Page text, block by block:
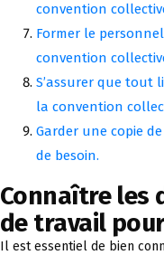
convention
Former le
convention
S’assurer que tout
la convention
Garder une copie
de besoin.
Connaître les
de travail
Il est essentiel de bien